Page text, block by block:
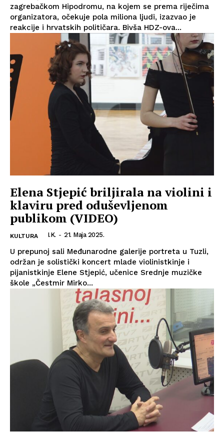
zagrebačkom Hipodromu, na kojem se prema riječima
organizatora, očekuje pola miliona ljudi, izazvao je
reakcije i hrvatskih političara. Bivša HDZ-ova...
Elena Stjepić briljirala na violini i
klaviru pred oduševljenom
publikom (VIDEO)
KULTURA I.K. - 21. Maja 2025.
U prepunoj sali Međunarodne galerije portreta u Tuzli,
održan je solistički koncert mlade violinistkinje i
pijanistkinje Elene Stjepić, učenice Srednje muzičke
škole „Čestmir Mirko...